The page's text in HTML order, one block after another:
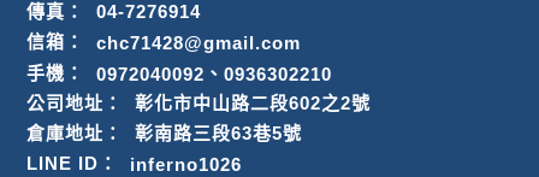
傳真：
04-7276914
信箱：
chc71428@gmail.com
手機：
0972040092 、0936302210
公司地址：
彰化市中山路二段602之2號
倉庫地址：
彰南路三段63巷5號
LINE ID：
inferno1026